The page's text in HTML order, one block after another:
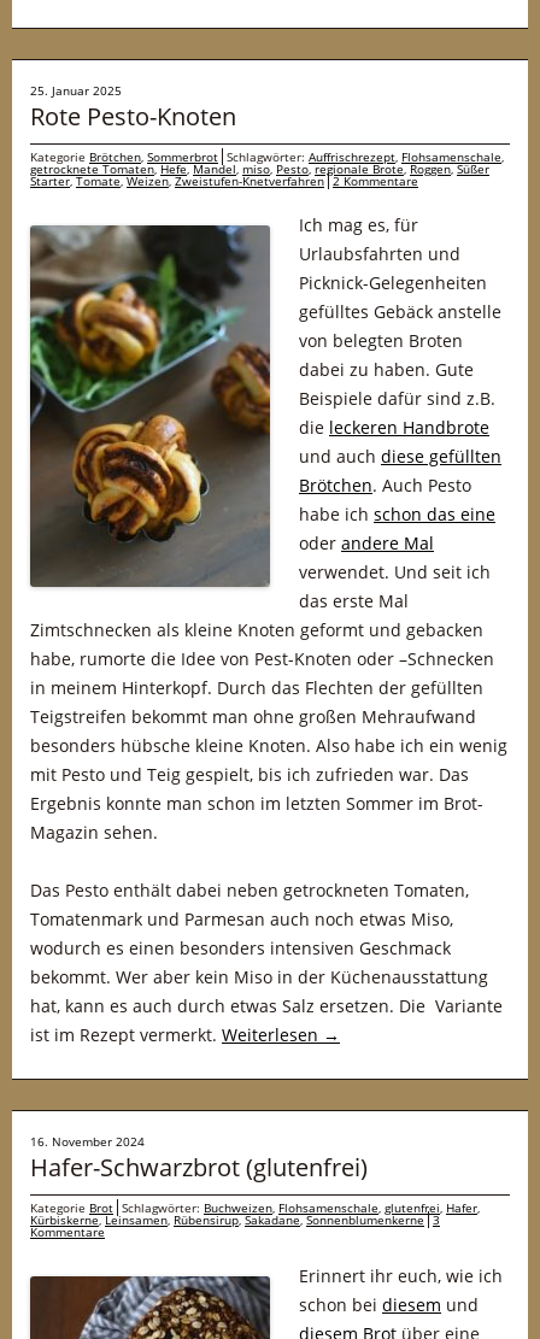
25. Januar 2025
Rote Pesto-Knoten
Kategorie Brötchen, Sommerbrot Schlagwörter: Auffrischrezept, Flohsamenschale,
getrocknete Tomaten,Hefe,Mandel, miso, Pesto,regionale Brote,Roggen,Süßer
Starter,Tomate,Weizen,Zweistufen-Knetverfahren 2 Kommentare
Ich mag es, für
Urlaubsfahrten und
Picknick-Gelegenheiten
gefülltes Gebäck anstelle
von belegten Broten
dabei zu haben. Gute
Beispiele dafür sind z.B.
die leckeren Handbrote
und auch diese gefüllten
Brötchen. Auch Pesto
habe ich schon das eine
oder andere Mal
verwendet. Und seit ich
das erste Mal
Zimtschnecken als kleine Knoten geformt und gebacken
habe, rumorte die Idee von Pest-Knoten oder –Schnecken
in meinem Hinterkopf. Durch das Flechten der gefüllten
Teigstreifen bekommt man ohne großen Mehraufwand
besonders hübsche kleine Knoten. Also habe ich ein wenig
mit Pesto und Teig gespielt, bis ich zufrieden war. Das
Ergebnis konnte man schon im letzten Sommer im Brot-
Magazin sehen.
Das Pesto enthält dabei neben getrockneten Tomaten,
Tomatenmark und Parmesan auch noch etwas Miso,
wodurch es einen besonders intensiven Geschmack
bekommt. Wer aber kein Miso in der Küchenausstattung
hat, kann es auch durch etwas Salz ersetzen. Die Variante
ist im Rezept vermerkt. Weiterlesen →
16. November 2024
Hafer-Schwarzbrot (glutenfrei)
Kategorie Brot Schlagwörter: Buchweizen, Flohsamenschale, glutenfrei, Hafer,
Kürbiskerne,Leinsamen, Rübensirup,Sakadane,Sonnenblumenkerne 3
Kommentare
Erinnert ihr euch, wie ich
schon bei diesem und
diesem Brot über eine